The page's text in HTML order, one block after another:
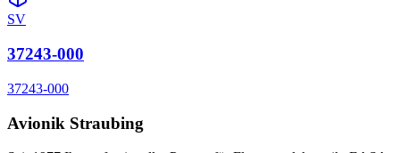
SV
37243-000
37243-000
Avionik Straubing